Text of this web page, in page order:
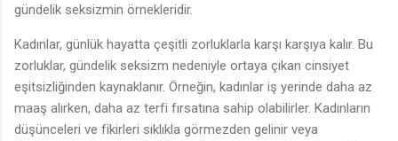
gündelik seksizmin örnekleridir.
Kadınlar, günlük hayatta çeşitli zorluklarla karşı karşıya kalır. Bu
zorluklar, gündelik seksizm nedeniyle ortaya çıkan cinsiyet
eşitsizliğinden kaynaklanır. Örneğin, kadınlar iş yerinde daha az
maaş alırken, daha az terfi fırsatına sahip olabilirler. Kadınların
düşünceleri ve fikirleri sıklıkla görmezden gelinir veya